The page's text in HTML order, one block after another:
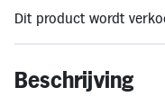
🔔OP = OP
* Gratis thuisbezorging geldt
Vlaanderen.
Dit product wordt
Beschrijving